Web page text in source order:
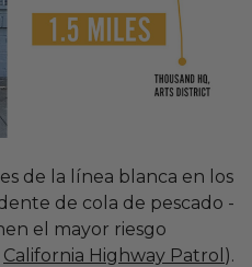
de la línea blanca en los
de cola de pescado -
el mayor riesgo
California Highway Patrol ).